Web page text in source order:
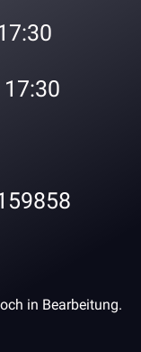
in Bearbeitung.